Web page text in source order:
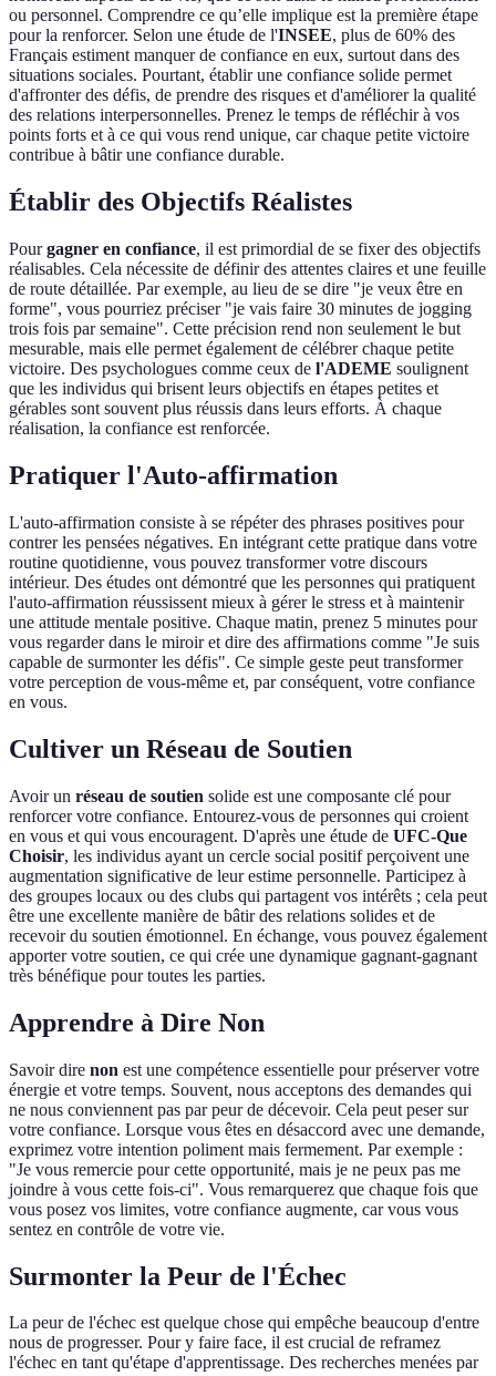
ou personnel. Comprendre ce qu’elle implique est la première étape
pour la renforcer. Selon une étude de l'INSEE, plus de 60% des
Français estiment manquer de confiance en eux, surtout dans des
situations sociales. Pourtant, établir une confiance solide permet
d'affronter des défis, de prendre des risques et d'améliorer la qualité
des relations interpersonnelles. Prenez le temps de réfléchir à vos
points forts et à ce qui vous rend unique, car chaque petite victoire
contribue à bâtir une confiance durable.
Établir des Objectifs Réalistes
Pourgagner en confiance, il est primordial de se fixer des objectifs
réalisables. Cela nécessite de définir des attentes claires et une feuille
de route détaillée. Par exemple, au lieu de se dire "je veux être en
forme", vous pourriez préciser "je vais faire 30 minutes de jogging
trois fois par semaine". Cette précision rend non seulement le but
mesurable, mais elle permet également de célébrer chaque petite
victoire. Des psychologues comme ceux de l'ADEME soulignent
que les individus qui brisent leurs objectifs en étapes petites et
gérables sont souvent plus réussis dans leurs efforts. À chaque
réalisation, la confiance est renforcée.
Pratiquer l'Auto-affirmation
L'auto-affirmation consiste à se répéter des phrases positives pour
contrer les pensées négatives. En intégrant cette pratique dans votre
routine quotidienne, vous pouvez transformer votre discours
intérieur. Des études ont démontré que les personnes qui pratiquent
l'auto-affirmation réussissent mieux à gérer le stress et à maintenir
une attitude mentale positive. Chaque matin, prenez 5 minutes pour
vous regarder dans le miroir et dire des affirmations comme "Je suis
capable de surmonter les défis". Ce simple geste peut transformer
votre perception de vous-même et, par conséquent, votre confiance
en vous.
Cultiver un Réseau de Soutien
Avoir un réseau de soutien solide est une composante clé pour
renforcer votre confiance. Entourez-vous de personnes qui croient
en vous et qui vous encouragent. D'après une étude de UFC-Que
Choisir, les individus ayant un cercle social positif perçoivent une
augmentation significative de leur estime personnelle. Participez à
des groupes locaux ou des clubs qui partagent vos intérêts ; cela peut
être une excellente manière de bâtir des relations solides et de
recevoir du soutien émotionnel. En échange, vous pouvez également
apporter votre soutien, ce qui crée une dynamique gagnant-gagnant
très bénéfique pour toutes les parties.
Apprendre à Dire Non
Savoir dire non est une compétence essentielle pour préserver votre
énergie et votre temps. Souvent, nous acceptons des demandes qui
ne nous conviennent pas par peur de décevoir. Cela peut peser sur
votre confiance. Lorsque vous êtes en désaccord avec une demande,
exprimez votre intention poliment mais fermement. Par exemple :
"Je vous remercie pour cette opportunité, mais je ne peux pas me
joindre à vous cette fois-ci". Vous remarquerez que chaque fois que
vous posez vos limites, votre confiance augmente, car vous vous
sentez en contrôle de votre vie.
Surmonter la Peur de l'Échec
La peur de l'échec est quelque chose qui empêche beaucoup d'entre
nous de progresser. Pour y faire face, il est crucial de reframez
l'échec en tant qu'étape d'apprentissage. Des recherches menées par